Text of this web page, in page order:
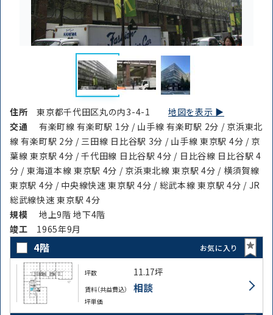
住所東京都千代田区丸の内3-4-1地図を表示 ▶︎
交通
有楽町線 有楽町駅 1分 / 山手線 有楽町駅 2分 / 京浜東北
線 有楽町駅 2分 / 三田線 日比谷駅 3分 / 山手線 東京駅 4分 / 京
葉線 東京駅 4分 / 千代田線 日比谷駅 4分 / 日比谷線 日比谷駅 4
分 / 東海道本線 東京駅 4分 / 京浜東北線 東京駅 4分 / 横須賀線
東京駅 4分 / 中央線快速 東京駅 4分 / 総武本線 東京駅 4分 / JR
総武線快速 東京駅 4分
規模
地上9階 地下4階
竣⼯ 1965年9月
4階 お気に入り
坪数 11.17坪
賃料（共益費込） 相談
坪単価